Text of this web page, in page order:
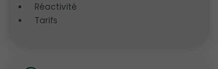
Réactivité
Tarifs